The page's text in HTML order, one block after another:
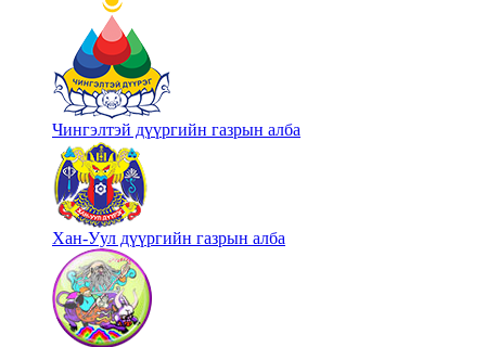
Чингэлтэй дүүргийн газрын алба
Хан-Уул дүүргийн газрын алба